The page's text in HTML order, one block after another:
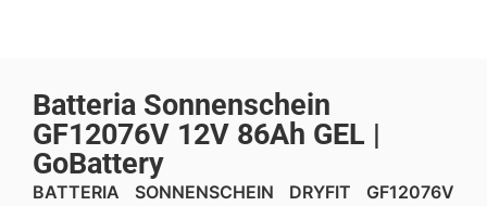
Batteria Sonnenschein
GF12076V 12V 86Ah GEL |
GoBattery
BATTERIA SONNENSCHEIN DRYFIT GF12076V